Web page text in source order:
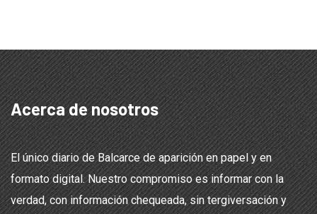
Acerca de nosotros
El único diario de Balcarce de aparición en papel y en
formato digital. Nuestro compromiso es informar con la
verdad, con información chequeada, sin tergiversación y